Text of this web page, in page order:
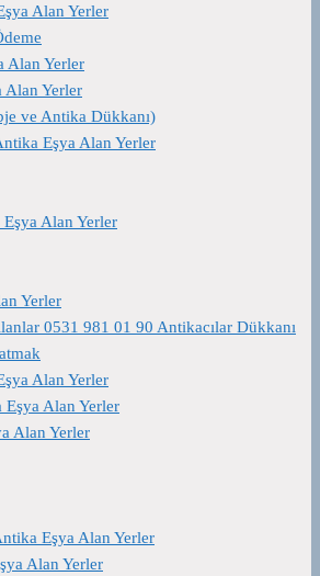
Alan Yerler
Alan Yerler
Alan Yerler
ve Antika Dükkanı)
Eşya Alan Yerler
Alan Yerler
Yerler
0531 981 01 90 Antikacılar Dükkanı
Alan Yerler
Eşya Alan Yerler
Alan Yerler
Eşya Alan Yerler
Alan Yerler